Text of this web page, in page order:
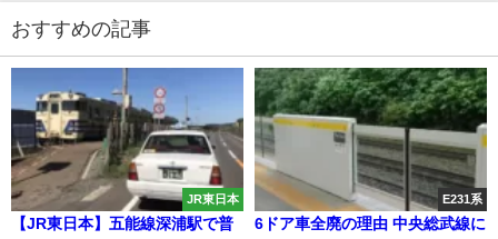
おすすめの記事
JR東日本
【JR東日本】五能線深浦駅で普
E231系
6ドア車全廃の理由 中央総武線に